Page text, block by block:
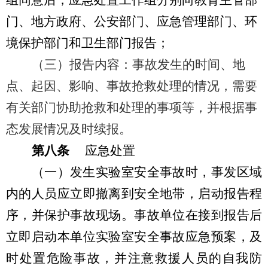
门、地方政府、公安部门、应急管理部门、环
境保护部门和卫生部门报告；
（三）报告内容：事故发生的时间、地
点、起因、影响、事故抢救处理的情况，需要
有关部门协助抢救和处理的事项等，并根据事
态发展情况及时续报。
第八条应急处置
（一）发生实验室安全事故时 ，事发区域
内的人员应立即撤离到安全地带，启动报告程
序，并保护事故现场。事故单位在接到报告后
立即启动本单位实验室安全事故应急预案，及
时处置危险事故，并注意救援人员的自我防